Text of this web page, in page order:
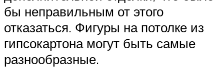
бы неправильным от этого
отказаться. Фигуры на потолке из
гипсокартона могут быть самые
разнообразные.